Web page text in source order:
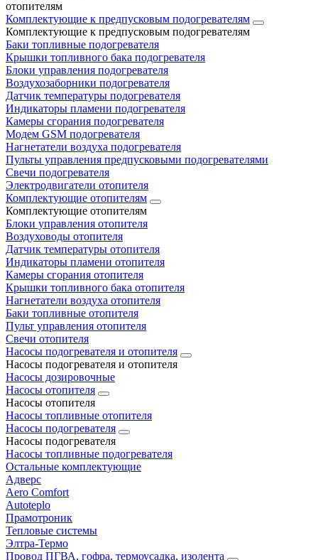
отопителям
Комплектующие к предпусковым подогревателям
Комплектующие к предпусковым подогревателям
Баки топливные подогревателя
Крышки топливного бака подогревателя
Блоки управления подогревателя
Воздухозаборники подогревателя
Датчик температуры подогревателя
Индикаторы пламени подогревателя
Камеры сгорания подогревателя
Модем GSM подогревателя
Нагнетатели воздуха подогревателя
Пульты управления предпусковыми подогревателями
Свечи подогревателя
Электродвигатели отопителя
Комплектующие отопителям
Комплектующие отопителям
Блоки управления отопителя
Воздуховоды отопителя
Датчик температуры отопителя
Индикаторы пламени отопителя
Камеры сгорания отопителя
Крышки топливного бака отопителя
Нагнетатели воздуха отопителя
Баки топливные отопителя
Пульт управления отопителя
Свечи отопителя
Насосы подогревателя и отопителя
Насосы подогревателя и отопителя
Насосы дозировочные
Насосы отопителя
Насосы отопителя
Насосы топливные отопителя
Насосы подогревателя
Насосы подогревателя
Насосы топливные подогревателя
Остальные комплектующие
Адверс
Aero Comfort
Autoteplo
Прамотроник
Тепловые системы
Элтра-Термо
Провод ПГВА, гофра, термоусадка, изолента